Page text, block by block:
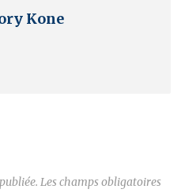
Kone
Les champs obligatoires